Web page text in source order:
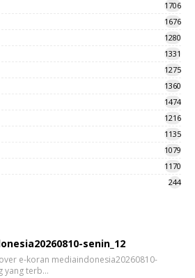
1706
1676
1280
1331
1275
1360
1474
1216
1135
1079
1170
244
senin_12
e-koran mediaindonesia20260810-
yang terb…